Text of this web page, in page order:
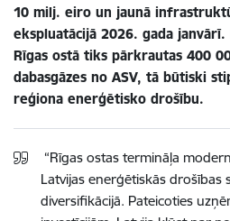
10 milj. eiro un jaunā
ekspluatācijā 2026. gada
Rīgas ostā tiks pārkrautas 400
dabasgāzes no ASV, tā būtiski
reģiona enerģētisko drošību.
“Rīgas ostas termināļa
Latvijas enerģētiskās drošības
diversifikācijā. Pateicoties